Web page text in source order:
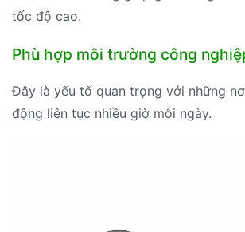
tốc độ cao.
Phù hợp môi trường công
Đây là yếu tố quan trọng với những
động liên tục nhiều giờ mỗi ngày.